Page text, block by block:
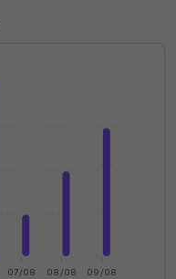
07/08 08/08 09/08